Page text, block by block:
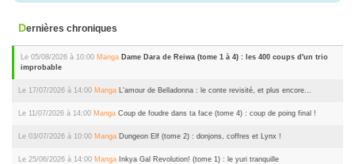
Dernières chroniques
Le 05/08/2026 à 10:00 Manga Dame Dara de Reiwa (tome 1 à 4) : les 400 coups d'un trio
improbable
Le 17/07/2026 à 14:00 Manga L'amour de Belladonna : le conte revisité, et plus encore...
Le 11/07/2026 à 14:00 Manga Coup de foudre dans ta face (tome 4) : coup de poing final !
Le 03/07/2026 à 10:00 Manga Dungeon Elf (tome 2) : donjons, coffres et Lynx !
Le 25/06/2026 à 14:00 Manga Inkya Gal Revolution! (tome 1) : le yuri tranquille